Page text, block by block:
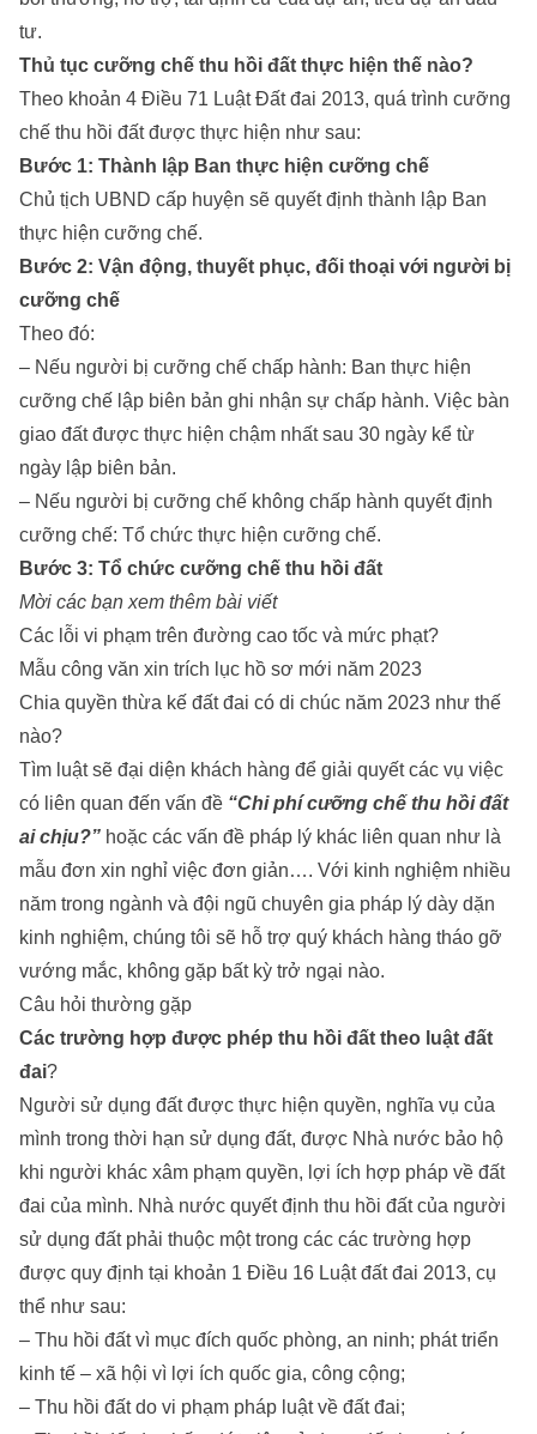
tư.
Thủ tục cưỡng chế thu hồi đất thực hiện thế nào?
Theo khoản 4 Điều 71 Luật Đất đai 2013, quá trình cưỡng
chế thu hồi đất được thực hiện như sau:
Bước 1: Thành lập Ban thực hiện cưỡng chế
Chủ tịch UBND cấp huyện sẽ quyết định thành lập Ban
thực hiện cưỡng chế.
Bước 2: Vận động, thuyết phục, đối thoại với người bị
cưỡng chế
Theo đó:
– Nếu người bị cưỡng chế chấp hành: Ban thực hiện
cưỡng chế lập biên bản ghi nhận sự chấp hành. Việc bàn
giao đất được thực hiện chậm nhất sau 30 ngày kể từ
ngày lập biên bản.
– Nếu người bị cưỡng chế không chấp hành quyết định
cưỡng chế: Tổ chức thực hiện cưỡng chế.
Bước 3: Tổ chức cưỡng chế thu hồi đất
Mời các bạn xem thêm bài viết
Các lỗi vi phạm trên đường cao tốc và mức phạt?
Mẫu công văn xin trích lục hồ sơ mới năm 2023
Chia quyền thừa kế đất đai có di chúc năm 2023 như thế
nào?
Tìm luật sẽ đại diện khách hàng để giải quyết các vụ việc
có liên quan đến vấn đề “Chi phí cưỡng chế thu hồi đất
ai chịu?” hoặc các vấn đề pháp lý khác liên quan như là
mẫu đơn xin nghỉ việc đơn giản…. Với kinh nghiệm nhiều
năm trong ngành và đội ngũ chuyên gia pháp lý dày dặn
kinh nghiệm, chúng tôi sẽ hỗ trợ quý khách hàng tháo gỡ
vướng mắc, không gặp bất kỳ trở ngại nào.
Câu hỏi thường gặp
Các trường hợp được phép thu hồi đất theo luật đất
đai?
Người sử dụng đất được thực hiện quyền, nghĩa vụ của
mình trong thời hạn sử dụng đất, được Nhà nước bảo hộ
khi người khác xâm phạm quyền, lợi ích hợp pháp về đất
đai của mình. Nhà nước quyết định thu hồi đất của người
sử dụng đất phải thuộc một trong các các trường hợp
được quy định tại khoản 1 Điều 16 Luật đất đai 2013, cụ
thể như sau:
– Thu hồi đất vì mục đích quốc phòng, an ninh; phát triển
kinh tế – xã hội vì lợi ích quốc gia, công cộng;
– Thu hồi đất do vi phạm pháp luật về đất đai;